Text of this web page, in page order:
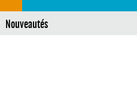
Nouveautés